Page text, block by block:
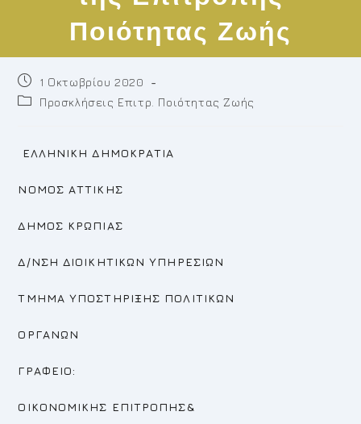
Ποιότητας Ζωής
Post
published:
1 Οκτωβρίου 2020
PostΠροσκλήσεις Επιτρ. Ποιότητας Ζωής
ΕΛΛΗΝΙΚΗ ΔΗΜΟΚΡΑΤΙΑ
ΝΟΜΟΣ ΑΤΤΙΚΗΣ
ΔΗΜΟΣ ΚΡΩΠΙΑΣ
Δ/ΝΣΗ ΔΙΟΙΚΗΤΙΚΩΝ ΥΠΗΡΕΣΙΩΝ
ΤΜΗΜΑ ΥΠΟΣΤΗΡΙΞΗΣ ΠΟΛΙΤΙΚΩΝ
ΟΡΓΑΝΩΝ
ΓΡΑΦΕΙΟ:
ΟΙΚΟΝΟΜΙΚΗΣ ΕΠΙΤΡΟΠΗΣ&